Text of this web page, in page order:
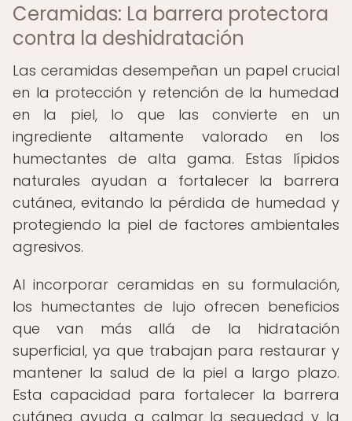
Ceramidas: La barrera protectora
contra la deshidratación
Las ceramidas desempeñan un papel crucial
en la protección y retención de la humedad
en la piel, lo que las convierte en un
ingrediente altamente valorado en los
humectantes de alta gama. Estas lípidos
naturales ayudan a fortalecer la barrera
cutánea, evitando la pérdida de humedad y
protegiendo la piel de factores ambientales
agresivos.
Al incorporar ceramidas en su formulación,
los humectantes de lujo ofrecen beneficios
que van más allá de la hidratación
superficial, ya que trabajan para restaurar y
mantener la salud de la piel a largo plazo.
Esta capacidad para fortalecer la barrera
cutánea ayuda a calmar la sequedad y la